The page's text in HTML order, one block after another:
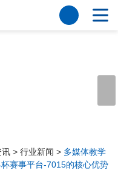
讯> 行业新闻 > 多媒体教学
赛事平台-7015的核心优势